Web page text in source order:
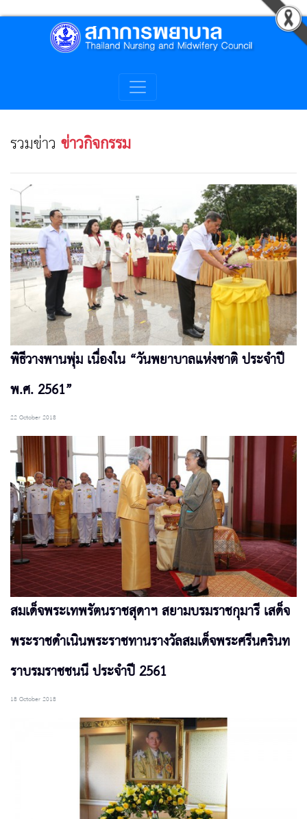
รวมข่าว ข่าวกิจกรรม
พิธีวางพานพุ่ม เนื่องใน “วันพยาบาลแห่งชาติ ประจำปี
พ.ศ. 2561”
22 October 2018
สมเด็จพระเทพรัตนราชสุดาฯ สยามบรมราชกุมารี เสด็จ
พระราชดำเนินพระราชทานรางวัลสมเด็จพระศรีนครินท
ราบรมราชชนนี ประจำปี 2561
18 October 2018